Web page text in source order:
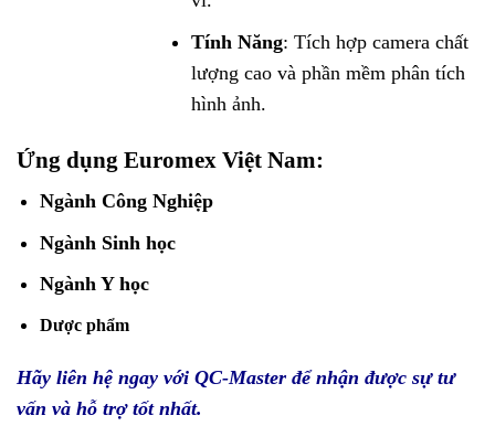
Tính Năng: Tích hợp camera chất
lượng cao và phần mềm phân tích
hình ảnh.
Ứng dụng Euromex Việt Nam:
Ngành Công Nghiệp
Ngành Sinh học
Ngành Y học
Dược phẩm
Hãy liên hệ ngay với QC-Master để nhận được sự tư
vấn và hỗ trợ tốt nhất.